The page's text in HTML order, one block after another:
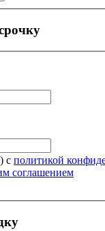
с политикой
соглашением